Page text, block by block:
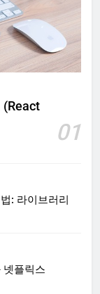
(React
01
: 라이브러리
넷플릭스